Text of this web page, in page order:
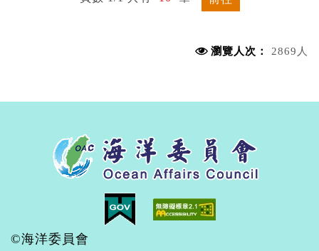
瀏覽人次： 2869人
©海洋委員會